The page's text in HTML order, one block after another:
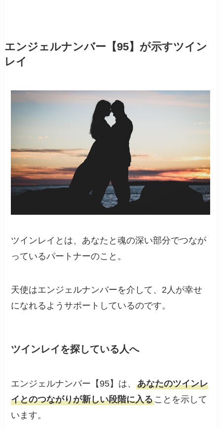
エンジェルナンバー【95】が示すツイン
レイ
ツインレイとは、あなたと魂の深い部分でつなが
っているパートナーのこと。
天使はエンジェルナンバーを介して、2人が幸せ
になれるようサポートしているのです。
ツインレイを探している人へ
エンジェルナンバー【95】は、あなたのツインレ
イとのつながりが新しい段階に入ることを示して
います。